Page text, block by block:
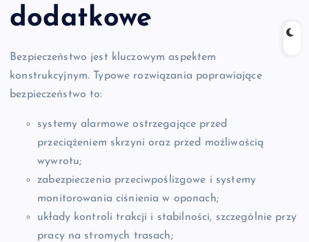
dodatkowe
Bezpieczeństwo jest kluczowym aspektem
konstrukcyjnym. Typowe rozwiązania poprawiające
bezpieczeństwo to:
systemy alarmowe ostrzegające przed
przeciążeniem skrzyni oraz przed możliwością
wywrotu;
zabezpieczenia przeciwpoślizgowe i systemy
monitorowania ciśnienia w oponach;
układy kontroli trakcji i stabilności, szczególnie przy
pracy na stromych trasach;